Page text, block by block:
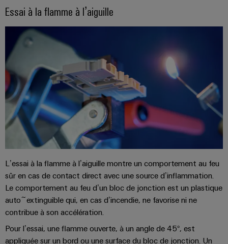
Hydrogène
L'hydrogène
comme
essentielle
pour
la
transition
énergétique
Machines
Solutions
pour
différents
secteurs
la
machine
et
l'automatisation
d'usines
IIoT
et
logiciels
d'automatisation
Analyse
industrielle
Automatisation
industrielle
IoT
industriel
Sécurité
industrielle
Plateforme
de
services
Électronique
Modules
et
relais
statiques
Amplificateurs
séparation
et
convertisseurs
de
mesure
Boîtiers
et
de
rechange
Cours
de
formation
et
webinaires
Options
de
commande
numérique
Réseau
partenaires
automatisation
Trouvez
votre
partenaire
pour
vos
solutions
d'IIoT
et
d'automatisation
Essai à la flamme à l’aiguille
L’essai à la flamme à l’aiguille montre un comportement au feu
sûr en cas de contact direct avec une source d’inflammation.
Le comportement au feu d’un bloc de jonction est un plastique
auto~extinguible qui, en cas d’incendie, ne favorise ni ne
contribue à son accélération.
Pour l’essai, une flamme ouverte, à un angle de 45°, est
appliquée sur un bord ou une surface du bloc de jonction. Un